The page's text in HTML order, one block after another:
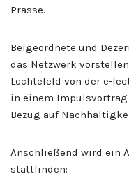
Prasse.
Beigeordnete und
das Netzwerk
Löchtefeld von der e-
in einem
Bezug auf
Anschließend wird ein
stattfinden: